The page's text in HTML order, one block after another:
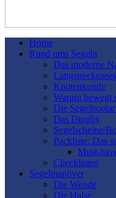
Home
Rund ums Segeln
Das moderne
Knotenkunde
Warum bewegt
Die
Das Dinghy
Segelscheine/
Packliste: Das
Must-
Checklisten
Segelmanöver
Die Wende
Die Halse